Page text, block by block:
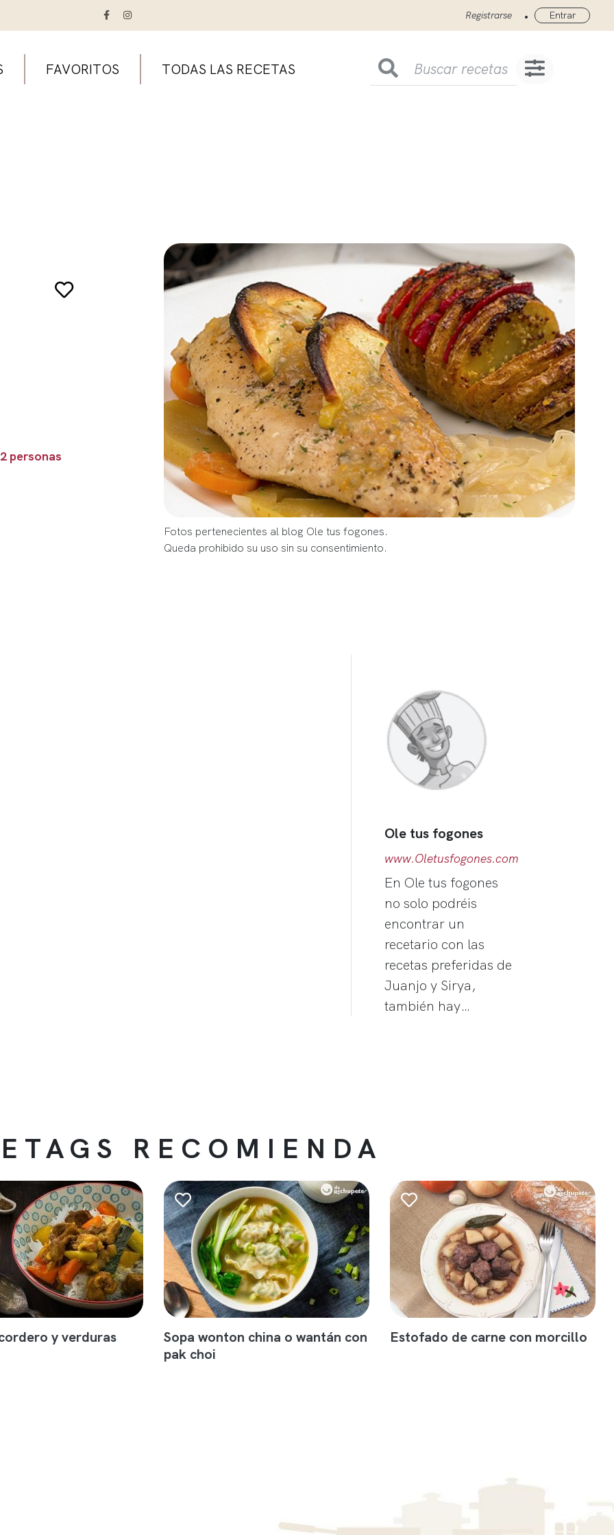
Registrarse • Entrar
FAVORITOS TODAS LAS RECETAS
personas
Fotos pertenecientes al blog Ole tus fogones.
Queda prohibido su uso sin su consentimiento.
Ole tus fogones
www.Oletusfogones.com
En Ole tus fogones
no solo podréis
encontrar un
recetario con las
recetas preferidas de
Juanjo y Sirya,
también hay…
RECOMIENDA
y verduras
Sopa wonton china o wantán con
pak choi
Estofado de carne con morcillo